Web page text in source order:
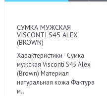
СУМКА МУЖСКАЯ
VISCONTI S45 ALEX
(BROWN)
Характеристики - Сумка
мужская Visconti S45 Alex
(Brown) Материал
натуральная кожа Фактура
м..